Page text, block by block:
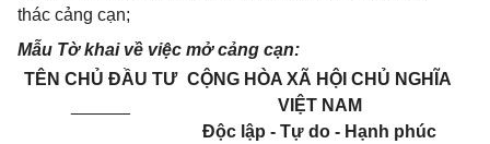
thác cảng cạn;
Mẫu Tờ khai về việc mở cảng cạn:
TÊN CHỦ ĐẦU TƯ CỘNG HÒA XÃ HỘI CHỦ NGHĨA
VIỆT NAM
Độc lập - Tự do - Hạnh phúc